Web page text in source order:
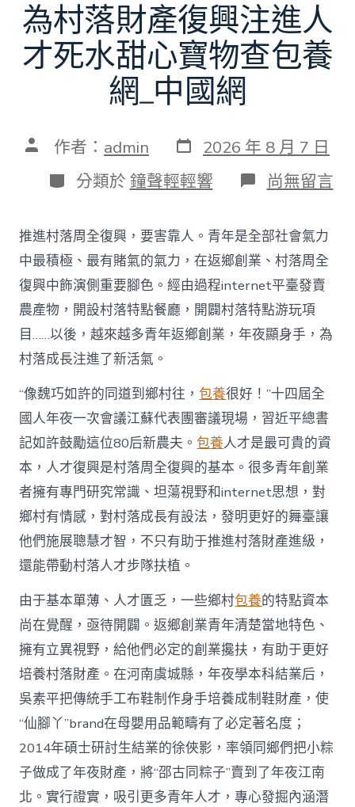
為村落財產復興注進人
才死水甜心寶物查包養
網_中國網
文 作者： admin 發
表
日
期
2026 年 8 月 7 日
分
類
分類於 鐘聲輕輕響 在
〈為
落
財
產
復
興
注
進
人
水
甜
心
寶
物
查
包
養
網
_
中
中
尚無留言
推進村落周全復興，要害靠人。青年是全部社會氣力
中最積極、最有賭氣的氣力，在返鄉創業、村落周全
復興中飾演側重要腳色。經由過程internet平臺發賣
農產物，開設村落特點餐廳，開闢村落特點游玩項
目……以後，越來越多青年返鄉創業，年夜顯身手，為
村落成長注進了新活氣。
“像魏巧如許的同道到鄉村往，包養很好！”十四屆全
國人年夜一次會議江蘇代表團審議現場，習近平總書
記如許鼓勵這位80后新農夫。包養人才是最可貴的資
本，人才復興是村落周全復興的基本。很多青年創業
者擁有專門研究常識、坦蕩視野和internet思想，對
鄉村有情感，對村落成長有設法，發明更好的舞臺讓
他們施展聰慧才智，不只有助于推進村落財產進級，
還能帶動村落人才步隊扶植。
由于基本單薄、人才匱乏，一些鄉村包養的特點資本
尚在覺醒，亟待開闢。返鄉創業青年清楚當地特色、
擁有立異視野，給他們必定的創業攙扶，有助于更好
培養村落財產。在河南虞城縣，年夜學本科結業后，
吳素平把傳統手工布鞋制作身手培養成制鞋財產，使
“仙腳丫”brand在母嬰用品範疇有了必定著名度；
2014年碩士研討生結業的徐俠影，率領同鄉們把小粽
子做成了年夜財產，將“邵古同粽子”賣到了年夜江南
北。實行證實，吸引更多青年人才，專心發掘內涵潛